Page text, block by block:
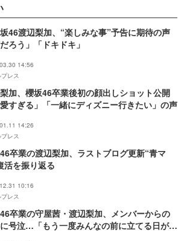
46渡辺梨加、“楽しみな事”予告に期待の声
だろう」「ドキドキ」
14:56
レス
加、櫻坂46卒業後初の顔出しショット公開
愛すぎる」「一緒にディズニー行きたい」の声
14:26
レス
卒業の渡辺梨加、ラストブログ更新“青マ
活を振り返る
10:16
レス
卒業の守屋茜・渡辺梨加、メンバーからの
号泣…「もう一度みんなの前に立てる日が来